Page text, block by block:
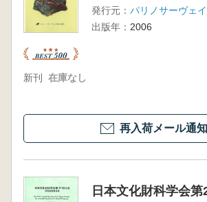
発行元： パリノサーヴェイ
出版年： 2006
新刊 在庫なし
再入荷メール通知
日本文化財科学会